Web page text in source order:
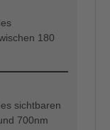
180
sichtbaren
700nm